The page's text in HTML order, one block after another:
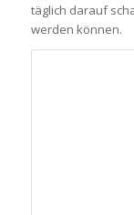
täglich darauf
werden können.